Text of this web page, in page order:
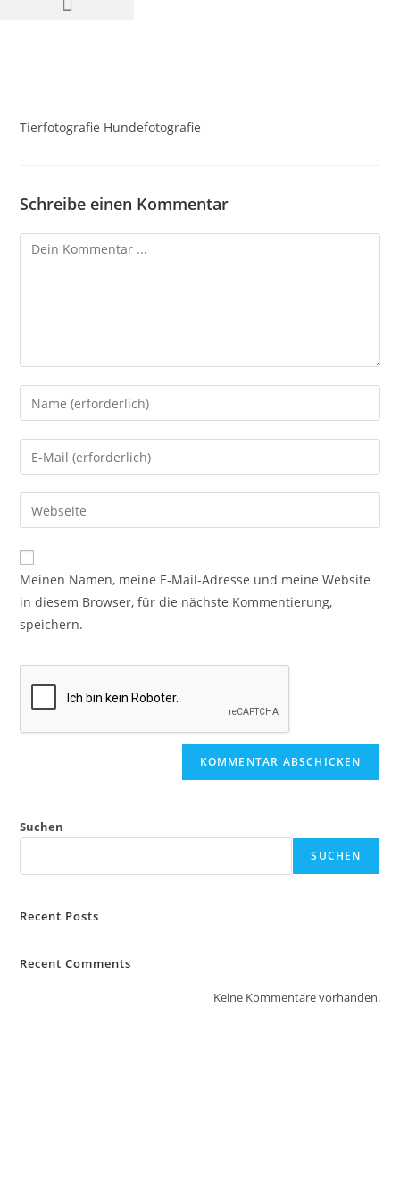
Tierfotografie Hundefotografie
Schreibe einen Kommentar
Meinen Namen, meine E-Mail-Adresse und meine Website
in diesem Browser, für die nächste Kommentierung,
speichern.
Suchen
SUCHEN
Recent Posts
Recent Comments
Keine Kommentare vorhanden.